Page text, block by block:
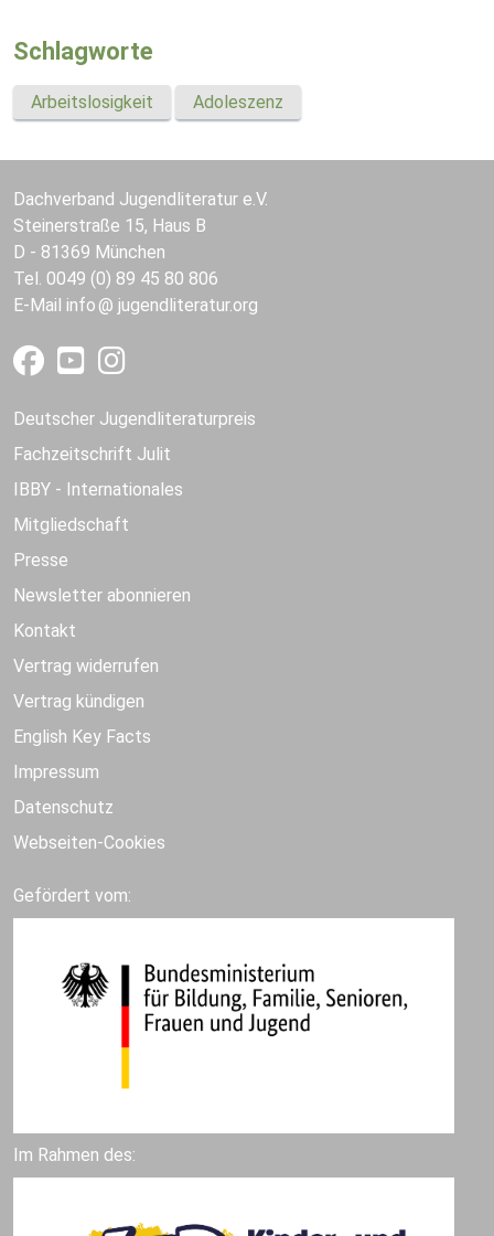
Schlagworte
Arbeitslosigkeit Adoleszenz
Dachverband Jugendliteratur e.V.
Steinerstraße 15, Haus B
D - 81369 München
Tel. 0049 (0) 89 45 80 806
E-Mail info jugendliteratur.org
Deutscher Jugendliteraturpreis
Fachzeitschrift Julit
IBBY - Internationales
Mitgliedschaft
Presse
Newsletter abonnieren
Kontakt
Vertrag widerrufen
Vertrag kündigen
English Key Facts
Impressum
Datenschutz
Webseiten-Cookies
Gefördert vom:
Im Rahmen des: